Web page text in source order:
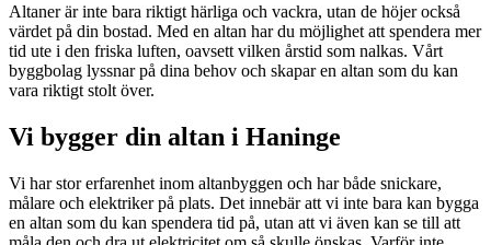
Altaner är inte bara riktigt härliga och vackra, utan de höjer också
värdet på din bostad. Med en altan har du möjlighet att spendera mer
tid ute i den friska luften, oavsett vilken årstid som nalkas. Vårt
byggbolag lyssnar på dina behov och skapar en altan som du kan
vara riktigt stolt över.
Vi bygger din altan i Haninge
Vi har stor erfarenhet inom altanbyggen och har både snickare,
målare och elektriker på plats. Det innebär att vi inte bara kan bygga
en altan som du kan spendera tid på, utan att vi även kan se till att